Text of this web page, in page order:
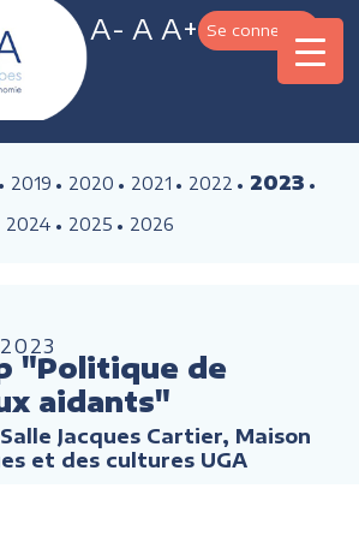
A- A A+ Se connecter
2019 2020 2021 2022 2023
2024 2025 2026
2023
"Politique de
aidants"
Jacques Cartier, Maison
et des cultures UGA